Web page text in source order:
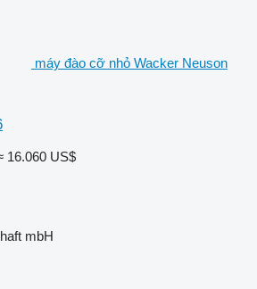
máy đào cỡ nhỏ Wacker Neuson
16.060 US$
mbH